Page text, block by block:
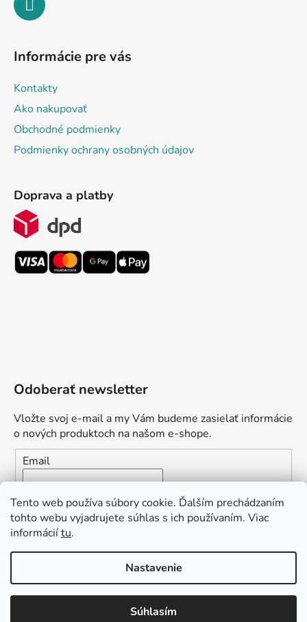
Tento web používa súbory cookie. Ďalším prechádzaním
tohto webu vyjadrujete súhlas s ich používaním. Viac
informáciítu.
Nastavenie
Súhlasím
: Zaplaťte vopred a získajte
Informácie pre vás
Kontakty
Ako nakupovať
Obchodné podmienky
Podmienky ochrany osobných údajov
Doprava a platby
Odoberať newsletter
Vložte svoj e-mail a my Vám budeme zasielať informácie
o nových produktoch na našom e-shope.
Email
Vložením e-mailu súhlasíte s
podmienkami ochrany
osobných údajov
Vytvoril Shoptet Premium
môžem pomôcť?“